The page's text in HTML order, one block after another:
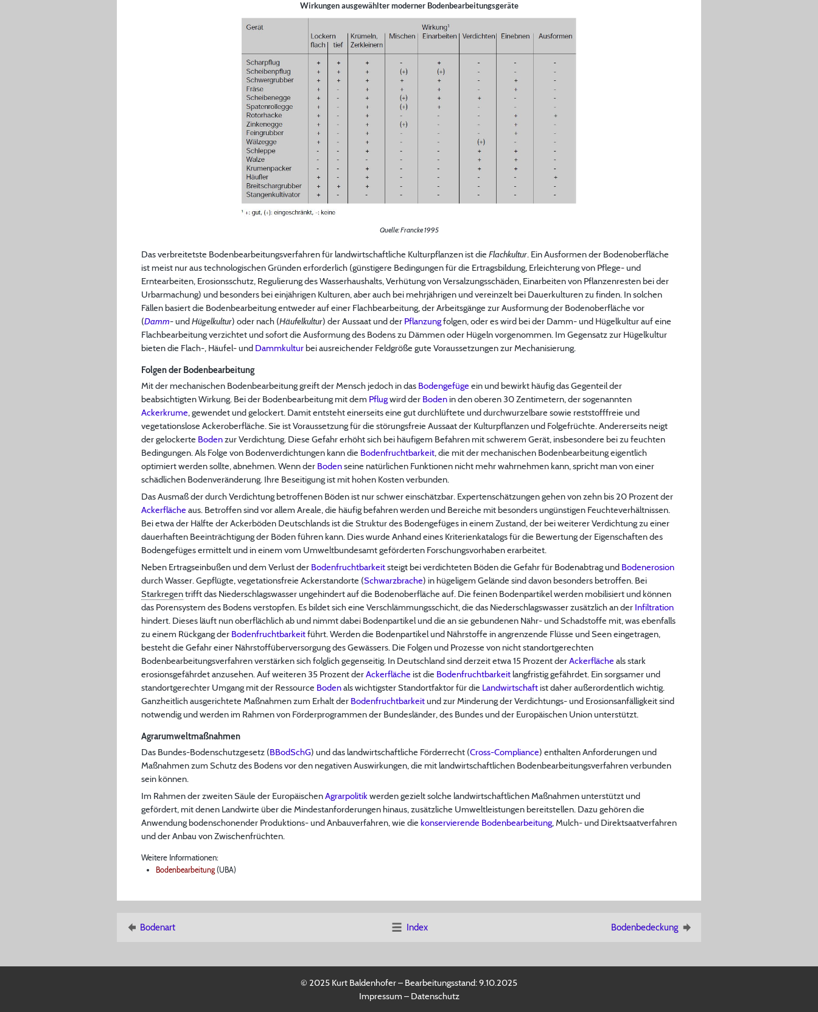
Wirkungen ausgewählter moderner Bodenbearbeitungsgeräte
Quelle: Francke 1995
Das verbreitetste Bodenbearbeitungsverfahren für landwirtschaftliche Kulturpflanzen ist die Flachkultur. Ein Ausformen der Bodenoberfläche
ist meist nur aus technologischen Gründen erforderlich (günstigere Bedingungen für die Ertragsbildung, Erleichterung von Pflege- und
Erntearbeiten, Erosionsschutz, Regulierung des Wasserhaushalts, Verhütung von Versalzungsschäden, Einarbeiten von Pflanzenresten bei der
Urbarmachung) und besonders bei einjährigen Kulturen, aber auch bei mehrjährigen und vereinzelt bei Dauerkulturen zu finden. In solchen
Fällen basiert die Bodenbearbeitung entweder auf einer Flachbearbeitung, der Arbeitsgänge zur Ausformung der Bodenoberfläche vor
(Damm- und Hügelkultur) oder nach (Häufelkultur) der Aussaat und der Pflanzungfolgen, oder es wird bei der Damm- und Hügelkultur auf eine
Flachbearbeitung verzichtet und sofort die Ausformung des Bodens zu Dämmen oder Hügeln vorgenommen. Im Gegensatz zur Hügelkultur
bieten die Flach-, Häufel- und Dammkultur bei ausreichender Feldgröße gute Voraussetzungen zur Mechanisierung.
Folgen der Bodenbearbeitung
Mit der mechanischen Bodenbearbeitung greift der Mensch jedoch in das Bodengefüge ein und bewirkt häufig das Gegenteil der
beabsichtigten Wirkung. Bei der Bodenbearbeitung mit dem Pflugwird der Bodenin den oberen 30 Zentimetern, der sogenannten
Ackerkrume, gewendet und gelockert. Damit entsteht einerseits eine gut durchlüftete und durchwurzelbare sowie reststofffreie und
vegetationslose Ackeroberfläche. Sie ist Voraussetzung für die störungsfreie Aussaat der Kulturpflanzen und Folgefrüchte. Andererseits neigt
der gelockerte Bodenzur Verdichtung. Diese Gefahr erhöht sich bei häufigem Befahren mit schwerem Gerät, insbesondere bei zu feuchten
Bedingungen. Als Folge von Bodenverdichtungen kann die Bodenfruchtbarkeit, die mit der mechanischen Bodenbearbeitung eigentlich
optimiert werden sollte, abnehmen. Wenn der Bodenseine natürlichen Funktionen nicht mehr wahrnehmen kann, spricht man von einer
schädlichen Bodenveränderung. Ihre Beseitigung ist mit hohen Kosten verbunden.
Das Ausmaß der durch Verdichtung betroffenen Böden ist nur schwer einschätzbar. Expertenschätzungen gehen von zehn bis 20 Prozent der
Ackerfläche aus. Betroffen sind vor allem Areale, die häufig befahren werden und Bereiche mit besonders ungünstigen Feuchteverhältnissen.
Bei etwa der Hälfte der Ackerböden Deutschlands ist die Struktur des Bodengefüges in einem Zustand, der bei weiterer Verdichtung zu einer
dauerhaften Beeinträchtigung der Böden führen kann. Dies wurde Anhand eines Kriterienkatalogs für die Bewertung der Eigenschaften des
Bodengefüges ermittelt und in einem vom Umweltbundesamt geförderten Forschungsvorhaben erarbeitet.
Neben Ertragseinbußen und dem Verlust der Bodenfruchtbarkeitsteigt bei verdichteten Böden die Gefahr für Bodenabtrag und Bodenerosion
durch Wasser. Gepflügte, vegetationsfreie Ackerstandorte (Schwarzbrache) in hügeligem Gelände sind davon besonders betroffen. Bei
Starkregentrifft das Niederschlagswasser ungehindert auf die Bodenoberfläche auf. Die feinen Bodenpartikel werden mobilisiert und können
das Porensystem des Bodens verstopfen. Es bildet sich eine Verschlämmungsschicht, die das Niederschlagswasser zusätzlich an der Infiltration
hindert. Dieses läuft nun oberflächlich ab und nimmt dabei Bodenpartikel und die an sie gebundenen Nähr- und Schadstoffe mit, was ebenfalls
zu einem Rückgang der Bodenfruchtbarkeitführt. Werden die Bodenpartikel und Nährstoffe in angrenzende Flüsse und Seen eingetragen,
besteht die Gefahr einer Nährstoffüberversorgung des Gewässers. Die Folgen und Prozesse von nicht standortgerechten
Bodenbearbeitungsverfahren verstärken sich folglich gegenseitig. In Deutschland sind derzeit etwa 15 Prozent derAckerfläche als stark
erosionsgefährdet anzusehen. Auf weiteren 35 Prozent derAckerfläche ist die Bodenfruchtbarkeitlangfristig gefährdet. Ein sorgsamer und
standortgerechter Umgang mit der Ressource Bodenals wichtigster Standortfaktor für die Landwirtschaftist daher außerordentlich wichtig.
Ganzheitlich ausgerichtete Maßnahmen zum Erhalt der Bodenfruchtbarkeitund zur Minderung der Verdichtungs- und Erosionsanfälligkeit sind
notwendig und werden im Rahmen von Förderprogrammen der Bundesländer, des Bundes und der Europäischen Union unterstützt.
Agrarumweltmaßnahmen
Das Bundes-Bodenschutzgesetz (BBodSchG) und das landwirtschaftliche Förderrecht (Cross-Compliance) enthalten Anforderungen und
Maßnahmen zum Schutz des Bodens vor den negativen Auswirkungen, die mit landwirtschaftlichen Bodenbearbeitungsverfahren verbunden
sein können.
Im Rahmen der zweiten Säule der EuropäischenAgrarpolitikwerden gezielt solche landwirtschaftlichen Maßnahmen unterstützt und
gefördert, mit denen Landwirte über die Mindestanforderungen hinaus, zusätzliche Umweltleistungen bereitstellen. Dazu gehören die
Anwendung bodenschonender Produktions- und Anbauverfahren, wie die konservierende Bodenbearbeitung, Mulch- und Direktsaatverfahren
und der Anbau von Zwischenfrüchten.
Weitere Informationen:
Bodenbearbeitung (UBA)
Bodenart Index Bodenbedeckung
© 2025 Kurt Baldenhofer – Bearbeitungsstand:9.10.2025
Impressum – Datenschutz